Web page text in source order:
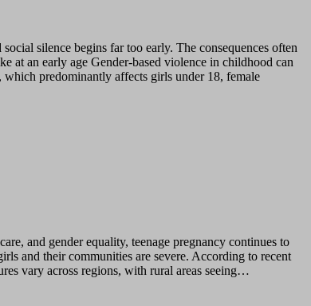
silence begins far too early. The consequences often
at an early age Gender-based violence in childhood can
predominantly affects girls under 18, female
and gender equality, teenage pregnancy continues to
and their communities are severe. According to recent
vary across regions, with rural areas seeing…